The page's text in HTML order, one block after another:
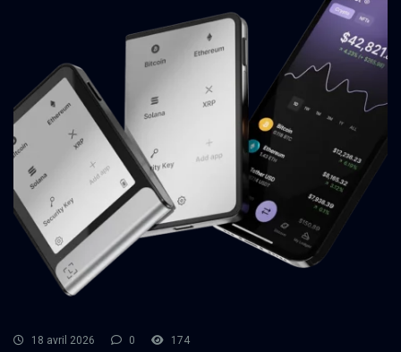
18 avril 2026 0 174